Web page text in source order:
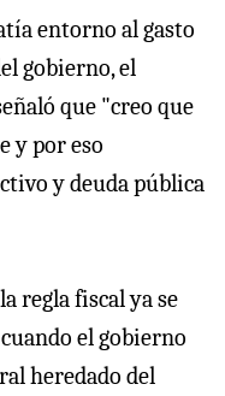
entorno al gasto
gobierno, el
que "creo que
y por eso
y deuda pública
regla fiscal ya se
el gobierno
heredado del